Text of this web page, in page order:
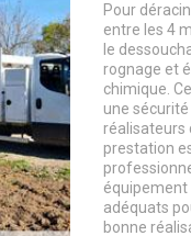
Pour
entre les 4
le
rognage et
chimique.
une
réalisateurs
prestation
équipement
adéquats
bonne